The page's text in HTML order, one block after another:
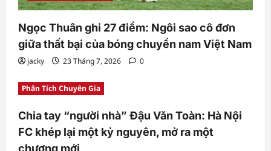
Ngọc Thuân ghi 27 điểm: Ngôi sao cô đơn
giữa thất bại của bóng chuyền nam Việt Nam
jacky 23 Tháng 7, 2026 0
Phân Tích Chuyên Gia
Chia tay “người nhà” Đậu Văn Toàn: Hà Nội
FC khép lại một kỷ nguyên, mở ra một
chương mới